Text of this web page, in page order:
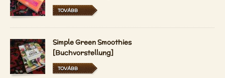
TOVÁBB
Simple Green Smoothies
[Buchvorstellung]
TOVÁBB